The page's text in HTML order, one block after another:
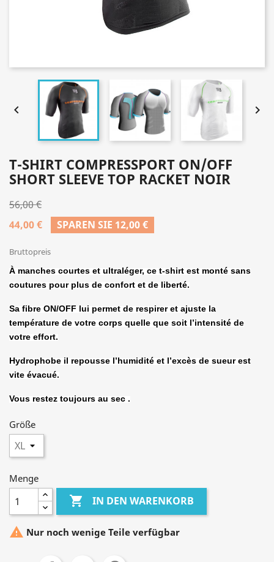
 
T-SHIRT COMPRESSPORT ON/OFF
SHORT SLEEVE TOP RACKET NOIR
56,00 €
44,00 €
SPAREN SIE 12,00 €
Bruttopreis
À manches courtes et ultraléger, ce t-shirt est monté sans
coutures pour plus de confort et de liberté.
Sa fibre ON/OFF lui permet de respirer et ajuste la
température de votre corps quelle que soit l’intensité de
votre effort.
Hydrophobe il repousse l’humidité et l’excès de sueur est
vite évacué.
Vous restez toujours au sec .
Größe
Menge
 IN DEN WARENKORB
 Nur noch wenige Teile verfügbar